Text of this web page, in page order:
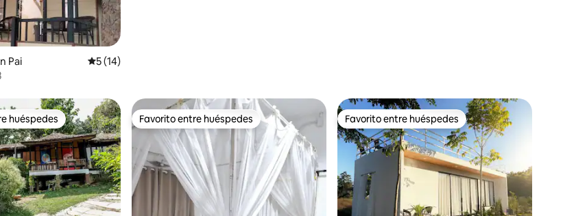
Pai Calificación promedio: 5 de 5, 14 reseñas
5 (14)
preferido
huéspedes Favorito entre huéspedes
Favorito entre huéspedes Favorito entre huéspedes
Favorito entre huéspedes